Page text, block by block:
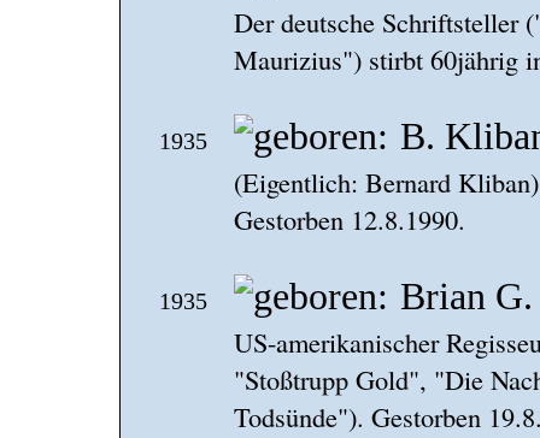
Der deutsche Schriftsteller
Maurizius") stirbt 60jährig
1935 B.
(Eigentlich: Bernard
Gestorben 12.8.1990.
1935 Brian
US-amerikanischer
"Stoßtrupp Gold", "Die
Todsünde"). Gestorben